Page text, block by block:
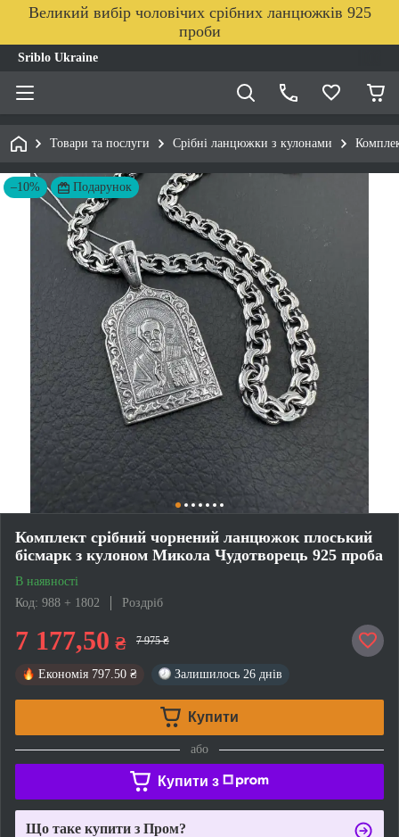
Великий вибір чоловічих срібних ланцюжків 925
проби
Sriblo Ukraine
Товари та послуги Срібні ланцюжки з кулонами
–10% Подарунок
Комплект срібний чорнений ланцюжок плоський
бісмарк з кулоном Микола Чудотворець 925 проба
В наявності
Код: 988 + 1802
Роздріб
7 177,50 ₴ 7 975 ₴
Економія 797.50 ₴ Залишилось 26 днів
Купити
або
Купити з
Що таке купити з Пром?